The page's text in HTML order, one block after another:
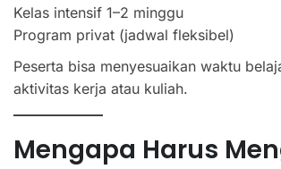
Kelas intensif 1–2 minggu
Program privat (jadwal fleksibel)
Peserta bisa menyesuaikan waktu
aktivitas kerja atau kuliah.
Mengapa Harus